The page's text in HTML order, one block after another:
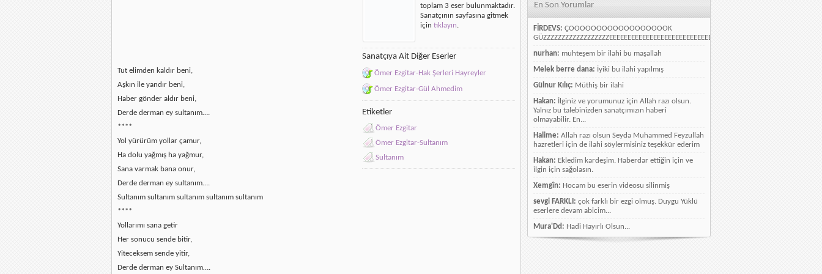
Tut elimden kaldır beni,
Aşkın ile yandır beni,
Haber gönder aldır beni,
Derde derman ey sultanım….
****
Yol yürürüm yollar çamur,
Ha dolu yağmış ha yağmur,
Sana varmak bana onur,
Derde derman ey sultanım….
Sultanım sultanım sultanım sultanım sultanım
****
Yollarımı sana getir
Her sonucu sende bitir,
Yiteceksem sende yitir,
Derde derman ey Sultanım….
toplam 3 eser bulunmaktadır.
Sanatçının sayfasına gitmek
için tıklayın.
Sanatçıya Ait Diğer Eserler
Ömer Ezgitar-Hak Şerleri Hayreyler
Ömer Ezgitar-Gül Ahmedim
Etiketler
Ömer Ezgitar
Ömer Ezgitar-Sultanım
Sultanım
En Son Yorumlar
FİRDEVS: ÇOOOOOOOOOOOOOOOOOOK
GÜZZZZZZZZZZZZZZZZZZEEEEEEEEEEEEEEEEEEEEEEEEEEEEELLLLLLLLLLLLLLLLLLLLLLLL
nurhan: muhteşem bir ilahi bu maşallah
Melek berre dana: İyiki bu ilahi yapılmış
Gülnur Kılıç: Müthiş bir ilahi
Hakan: İlginiz ve yorumunuz için Allah razı olsun.
Yalnız bu talebinizden sanatçımızın haberi
olmayabilir. En...
Halime: Allah razı olsun Seyda Muhammed Feyzullah
hazretleri için de ilahi söylermisiniz teşekkür ederim
Hakan: Ekledim kardeşim. Haberdar ettiğin için ve
ilgin için sağolasın.
Xemgîn: Hocam bu eserin videosu silinmiş
sevgi FARKLI: çok farklı bir ezgi olmuş. Duygu Yüklü
eserlere devam abicim...
Mura'Dd: Hadi Hayırlı Olsun...